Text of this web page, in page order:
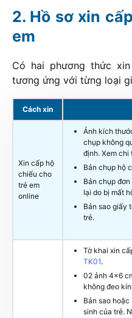
Hồ sơ xin
em
Có hai phương thức
tương ứng với từng loại
Cách xin
Xin cấp hộ
chiếu cho
trẻ em
online
Ảnh kích
chụp không
định. Xem chi
Bản chụp hộ
Bản chụp
lại do bị mất
Bản sao giấy
trẻ.
Tờ khai xin
TK01.
02 ảnh 4×6
không đeo
Bản sao
sinh của trẻ.